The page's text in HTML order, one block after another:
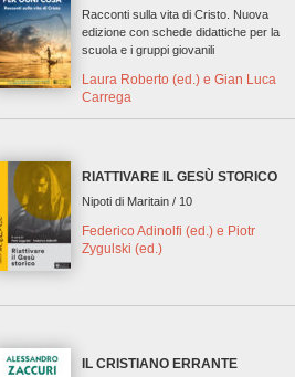
Racconti sulla vita di Cristo. Nuova
edizione con schede didattiche per la
scuola e i gruppi giovanili
Laura Roberto (ed.) e Gian Luca
Carrega
RIATTIVARE IL GESÙ STORICO
Nipoti di Maritain / 10
Federico Adinolfi (ed.) e Piotr
Zygulski (ed.)
IL CRISTIANO ERRANTE